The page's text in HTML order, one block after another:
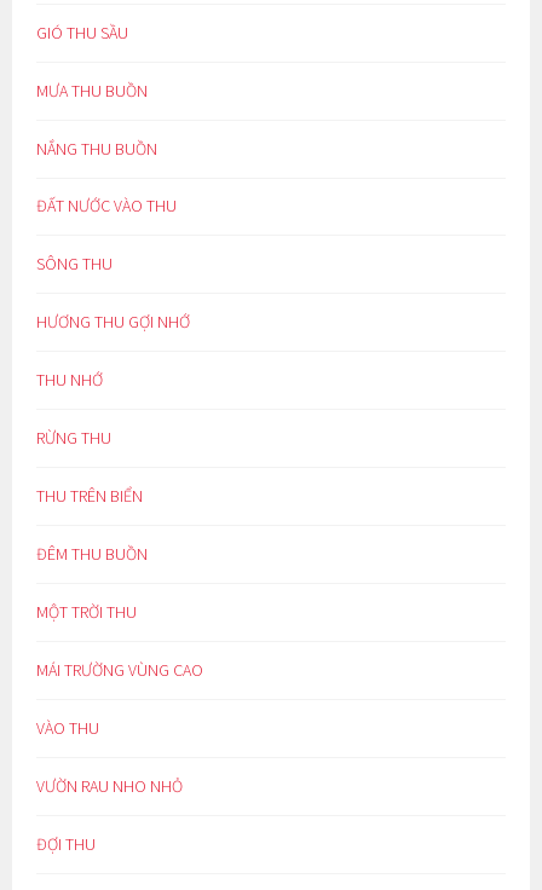
GIÓ THU SẦU
MƯA THU BUỒN
NẮNG THU BUỒN
ĐẤT NƯỚC VÀO THU
SÔNG THU
HƯƠNG THU GỢI NHỚ
THU NHỚ
RỪNG THU
THU TRÊN BIỂN
ĐÊM THU BUỒN
MỘT TRỜI THU
MÁI TRƯỜNG VÙNG CAO
VÀO THU
VƯỜN RAU NHO NHỎ
ĐỢI THU